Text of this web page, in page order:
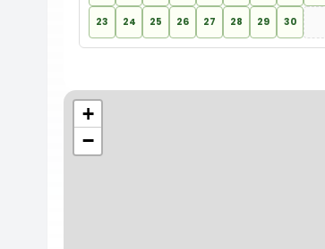
23 24 25 26 27 28 29 30
+
−